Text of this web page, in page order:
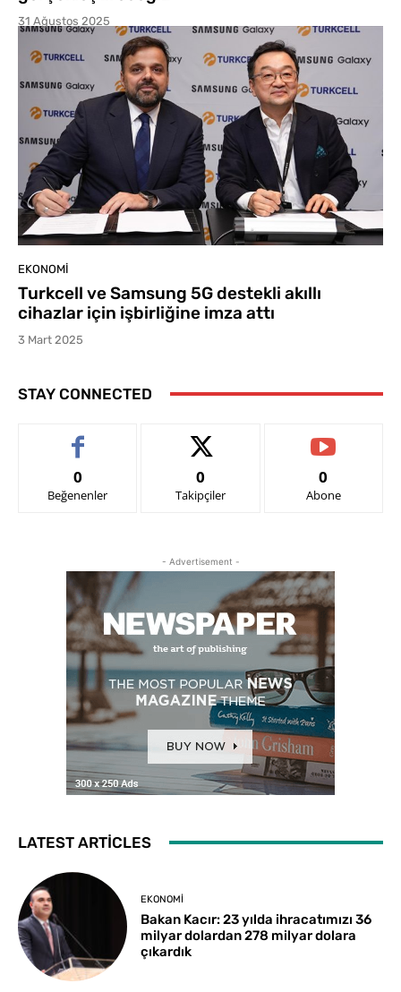
31 Ağustos 2025
EKONOMI
Turkcell ve Samsung 5G destekli akıllı
cihazlar için işbirliğine imza attı
3 Mart 2025
STAY CONNECTED
0
Beğenenler
0
Takipçiler
0
Abone
- Advertisement -
LATEST ARTICLES
EKONOMI
Bakan Kacır: 23 yılda ihracatımızı 36
milyar dolardan 278 milyar dolara
çıkardık